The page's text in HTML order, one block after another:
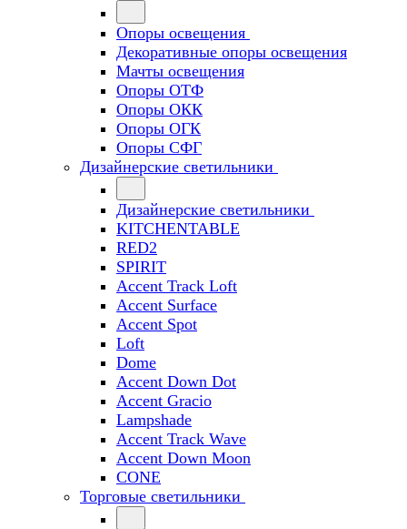
Опоры освещения
Декоративные опоры освещения
Мачты освещения
Опоры ОТФ
Опоры ОКК
Опоры ОГК
Опоры СФГ
Дизайнерские светильники
Дизайнерские светильники
KITCHENTABLE
RED2
SPIRIT
Accent Track Loft
Accent Surface
Accent Spot
Loft
Dome
Accent Down Dot
Accent Gracio
Lampshade
Accent Track Wave
Accent Down Moon
CONE
Торговые светильники